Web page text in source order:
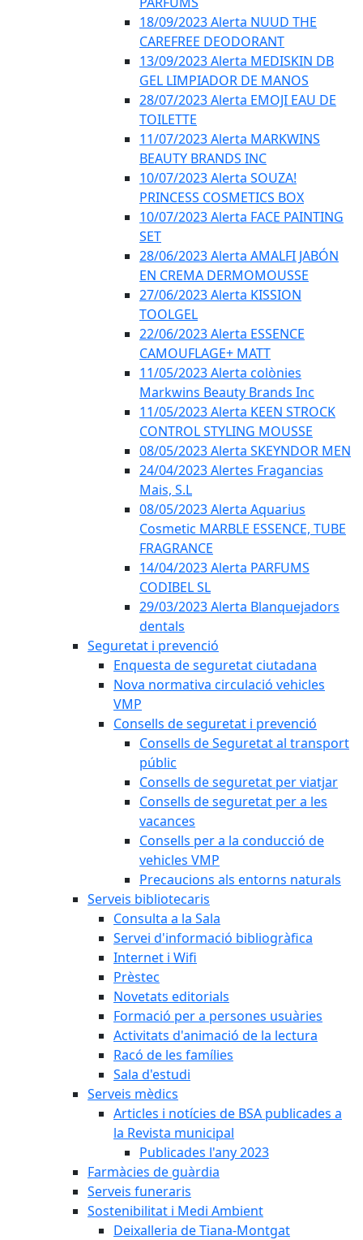
18/09/2023 Alerta NUUD THE
CAREFREE DEODORANT
13/09/2023 Alerta MEDISKIN DB
GEL LIMPIADOR DE MANOS
28/07/2023 Alerta EMOJI EAU DE
TOILETTE
11/07/2023 Alerta MARKWINS
BEAUTY BRANDS INC
10/07/2023 Alerta SOUZA!
PRINCESS COSMETICS BOX
10/07/2023 Alerta FACE PAINTING
SET
28/06/2023 Alerta AMALFI JABÓN
EN CREMA DERMOMOUSSE
27/06/2023 Alerta KISSION
TOOLGEL
22/06/2023 Alerta ESSENCE
CAMOUFLAGE+ MATT
11/05/2023 Alerta colònies
Markwins Beauty Brands Inc
11/05/2023 Alerta KEEN STROCK
CONTROL STYLING MOUSSE
08/05/2023 Alerta SKEYNDOR MEN
24/04/2023 Alertes Fragancias
Mais, S.L
08/05/2023 Alerta Aquarius
Cosmetic MARBLE ESSENCE, TUBE
FRAGRANCE
14/04/2023 Alerta PARFUMS
CODIBEL SL
29/03/2023 Alerta Blanquejadors
dentals
Seguretat i prevenció
Enquesta de seguretat ciutadana
Nova normativa circulació vehicles
VMP
Consells de seguretat i prevenció
Consells de Seguretat al transport
públic
Consells de seguretat per viatjar
Consells de seguretat per a les
vacances
Consells per a la conducció de
vehicles VMP
Precaucions als entorns naturals
Serveis bibliotecaris
Consulta a la Sala
Servei d'informació bibliogràfica
Internet i Wifi
Prèstec
Novetats editorials
Formació per a persones usuàries
Activitats d'animació de la lectura
Racó de les famílies
Sala d'estudi
Serveis mèdics
Articles i notícies de BSA publicades a
la Revista municipal
Publicades l'any 2023
Farmàcies de guàrdia
Serveis funeraris
Sostenibilitat i Medi Ambient
Deixalleria de Tiana-Montgat